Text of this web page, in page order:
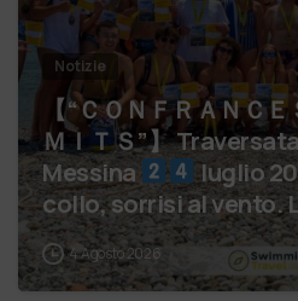
Notizie
【 “ＣＯＮＦＲＡＮＣ
ＭＩＴＳ”】 Traversata dello Stretto di
Messina
luglio 2026
collo, sorrisi al
4 Agosto 2026